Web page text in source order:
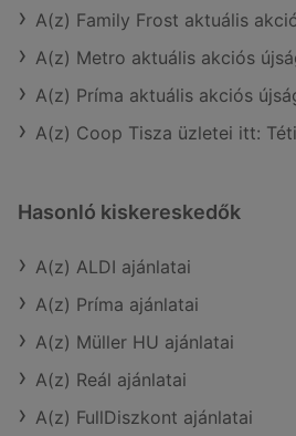
A(z) Family Frost aktuális
A(z) Metro aktuális akciós
A(z) Príma aktuális akciós
A(z) Coop Tisza üzletei itt: Téti
Hasonló kiskereskedők
A(z) ALDI ajánlatai
A(z) Príma ajánlatai
A(z) Müller HU ajánlatai
A(z) Reál ajánlatai
A(z) FullDiszkont ajánlatai